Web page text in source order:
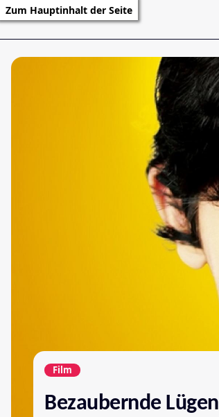
Zum Hauptinhalt der Seite
Film
Bezaubernde Lügen